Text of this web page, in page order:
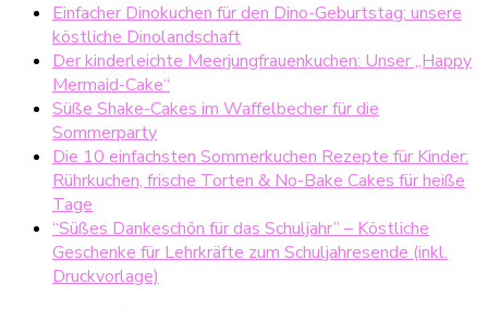
Einfacher Dinokuchen für den Dino-Geburtstag: unsere
köstliche Dinolandschaft
Der kinderleichte Meerjungfrauenkuchen: Unser „Happy
Mermaid-Cake“
Süße Shake-Cakes im Waffelbecher für die
Sommerparty
Die 10 einfachsten Sommerkuchen Rezepte für Kinder:
Rührkuchen, frische Torten & No-Bake Cakes für heiße
Tage
“Süßes Dankeschön für das Schuljahr” – Köstliche
Geschenke für Lehrkräfte zum Schuljahresende (inkl.
Druckvorlage)